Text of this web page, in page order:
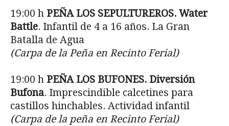
19:00 h PEÑA LOS SEPULTUREROS. Water
Battle. Infantil de 4 a 16 años. La Gran
Batalla de Agua
(Carpa de la Peña en Recinto Ferial)
19:00 h PEÑA LOS BUFONES. Diversión
Bufona. Imprescindible calcetines para
castillos hinchables. Actividad infantil
(Carpa de la peña en Recinto Ferial)